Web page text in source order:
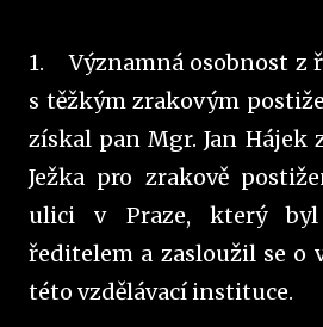
1.
Významná osobnost
s těžkým zrakovým
získal pan Mgr. Jan Hájek
Ježka pro zrakově
ulici v Praze, který
ředitelem a zasloužil se o
této vzdělávací instituce.